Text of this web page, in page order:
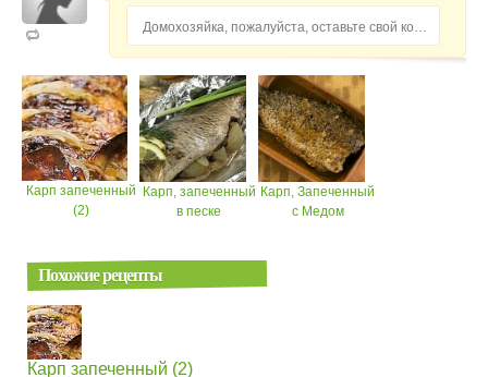
Карп запеченный
(2)
Карп, запеченный
в песке
Карп, Запеченный
с Медом
Похожие рецепты
Карп запеченный (2)